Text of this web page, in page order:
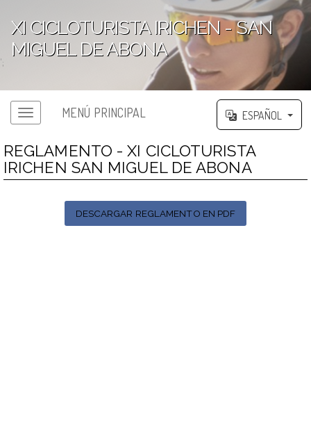
XI CICLOTURISTA IRICHEN - SAN
MIGUEL DE ABONA
';
MENÚ PRINCIPAL ESPAÑOL
REGLAMENTO - XI CICLOTURISTA
IRICHEN SAN MIGUEL DE ABONA
DESCARGAR REGLAMENTO EN PDF